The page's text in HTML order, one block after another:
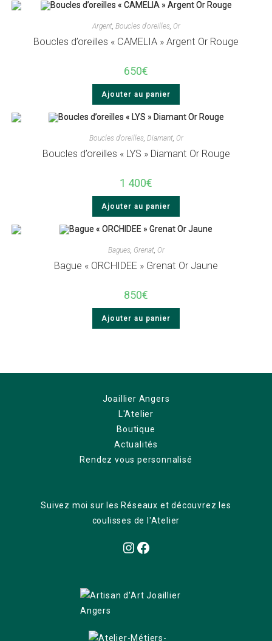
Argent, Boucles d'oreilles, Or
Boucles d’oreilles « CAMELIA » Argent Or Rouge
650€
Ajouter au panier
Boucles d'oreilles, Diamant, Or
Boucles d’oreilles « LYS » Diamant Or Rouge
1 400€
Ajouter au panier
Bagues, Grenat, Or
Bague « ORCHIDEE » Grenat Or Jaune
850€
Ajouter au panier
Joaillier Angers
L'Atelier
Boutique
Actualités
Rendez vous personnalisé
Suivez moi sur les Réseaux et découvrez les
coulisses de l'Atelier
Instagram
Facebook